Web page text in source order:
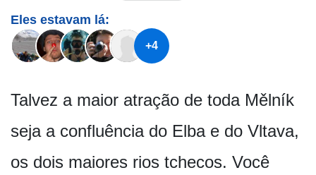
Eles estavam lá:
+4
Talvez a maior atração de toda Mělník
seja a confluência do Elba e do Vltava,
os dois maiores rios tchecos. Você